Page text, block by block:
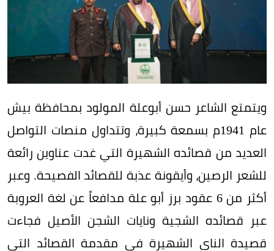
ويتمتع الشاعر حسن أبوعلة المولود بمحافظة بيش
عام 1941م بسمعة كبيرة، وتتداول منصات التواصل
العديد من قصائده الشهيرة التي غدت عناوين رائعة
للشعر الرصين، وأيقونة عذبة للقصائد الفصيحة. وعبر
أكثر من 6 عقود برز أبو علة مدافعاً عن لغة العروبة
عبر قصائده الشجية ونايات الشجن الأصيل فجاءت
قصيدة الناي الشهيرة في مقدمة القصائد التي